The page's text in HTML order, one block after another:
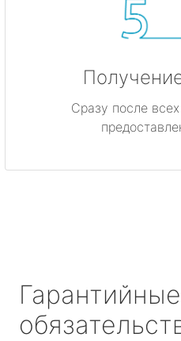
Сразу после
Гарантийные